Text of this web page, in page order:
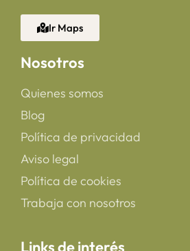
Ir Maps
Nosotros
Quienes somos
Blog
Política de privacidad
Aviso legal
Política de cookies
Trabaja con nosotros